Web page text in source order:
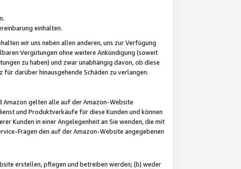
einhalten.
wir uns neben allen anderen, uns zur Verfügung
Vergütungen ohne weitere Ankündigung (soweit
zu haben) und zwar unabhängig davon, ob diese
darüber hinausgehende Schäden zu verlangen.
Amazon gelten alle auf der Amazon-Website
und Produktverkäufe für diese Kunden und können
Kunden in einer Angelegenheit an Sie wenden, die mit
Fragen den auf der Amazon-Website angegebenen
erstellen, pflegen und betreiben werden; (b) weder